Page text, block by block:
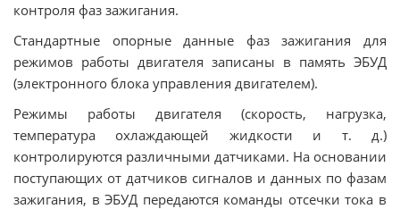
контроля фаз зажигания.
Стандартные опорные данные фаз зажигания для
режимов работы двигателя записаны в память ЭБУД
(электронного блока управления двигателем).
Режимы работы двигателя (скорость, нагрузка,
температура охлаждающей жидкости и т. д.)
контролируются различными датчиками. На основании
поступающих от датчиков сигналов и данных по фазам
зажигания, в ЭБУД передаются команды отсечки тока в